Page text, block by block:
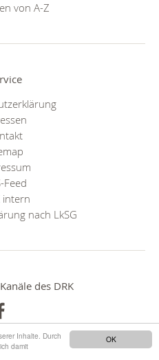
OK
Inhalte. Durch
damit
von A-Z
Feed
intern
nach LkSG
des DRK